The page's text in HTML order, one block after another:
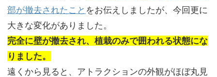
部が撤去されたこと をお伝えしましたが、今回更に
大きな変化がありました。
完全に壁が撤去され、植栽のみで囲われる状態にな
りました。
遠くから見ると、アトラクションの外観がほぼ丸見